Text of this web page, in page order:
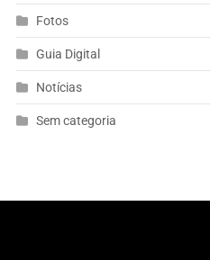
Fotos
Guia Digital
Notícias
Sem categoria